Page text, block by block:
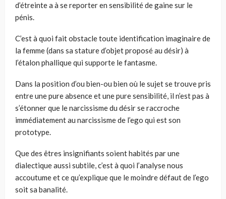
d’étreinte a à se reporter en sensibilité de gaine sur le
pénis.
C’est à quoi fait obstacle toute identification imaginaire de
la femme (dans sa stature d’objet proposé au désir) à
l’étalon phallique qui supporte le fantasme.
Dans la position d’ou bien-ou bien où le sujet se trouve pris
entre une pure absence et une pure sensibilité, il n’est pas à
s’étonner que le narcissisme du désir se raccroche
immédiatement au narcissisme de l’ego qui est son
prototype.
Que des êtres insignifiants soient habités par une
dialectique aussi subtile, c’est à quoi l’analyse nous
accoutume et ce qu’explique que le moindre défaut de l’ego
soit sa banalité.